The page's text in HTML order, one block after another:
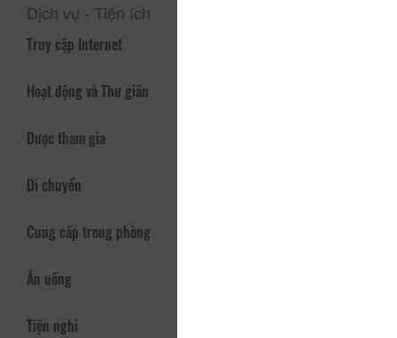
Dịch vụ - Tiện ích
Truy cập Internet
Hoạt động và Thư giãn
Được tham gia
Di chuyển
Cung cấp trong phòng
Ăn uống
Tiện nghi